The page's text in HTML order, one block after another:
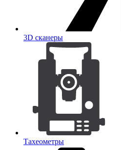
3D сканеры
Тахеометры